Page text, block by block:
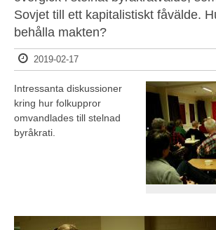
Sovjet till ett kapitalistiskt fåvälde.
behålla makten?
2019-02-17
Intressanta diskussioner
kring hur folkuppror
omvandlades till stelnad
byråkrati.